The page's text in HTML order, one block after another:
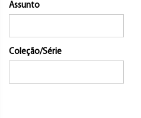
Assunto
Coleção/Série